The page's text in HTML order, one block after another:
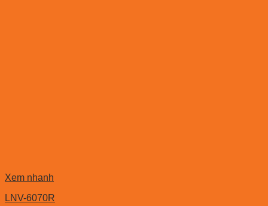
Xem nhanh
LNV-6070R